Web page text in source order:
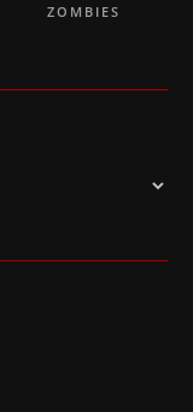
ZOMBIES